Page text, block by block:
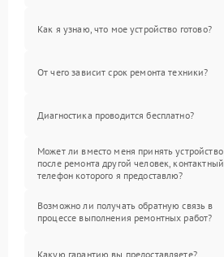
Как я узнаю, что мое устройство готово?
От чего зависит срок ремонта техники?
Диагностика проводится бесплатно?
Может ли вместо меня принять устройство
после ремонта другой человек, контактный
телефон которого я предоставлю?
Возможно ли получать обратную связь в
процессе выполнения ремонтных работ?
Какую гарантию вы предоставляете?